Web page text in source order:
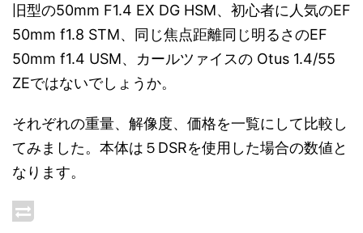
旧型の50mm F1.4 EX DG HSM、初心者に人気のEF
50mm f1.8 STM、同じ焦点距離同じ明るさのEF
50mm f1.4 USM、カールツァイスの Otus 1.4/55
ZEではないでしょうか。
それぞれの重量、解像度、価格を一覧にして比較し
てみました。本体は５DSRを使用した場合の数値と
なります。